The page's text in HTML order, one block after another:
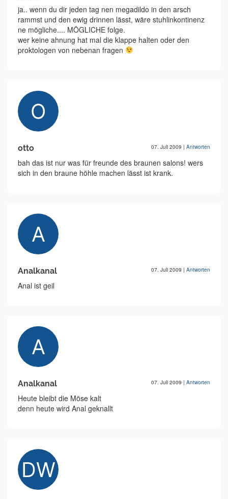
ja.. wenn du dir jeden tag nen megadildo in den arsch
rammst und den ewig drinnen lässt, wäre stuhlinkontinenz
ne mögliche.... MÖGLICHE folge.
wer keine ahnung hat mal die klappe halten oder den
proktologen von nebenan fragen
otto 07. Juli 2009 | Antworten
bah das ist nur was für freunde des braunen salons! wers
sich in den braune höhle machen lässt ist krank.
Analkanal 07. Juli 2009 | Antworten
Anal ist geil
Analkanal 07. Juli 2009 | Antworten
Heute bleibt die Möse kalt
denn heute wird Anal geknallt